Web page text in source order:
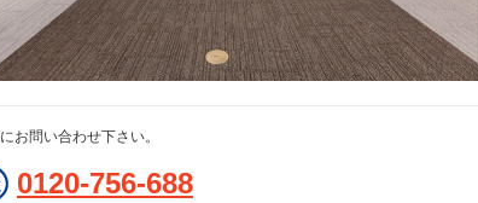
お問い合わせ下さい。
0120-756-688